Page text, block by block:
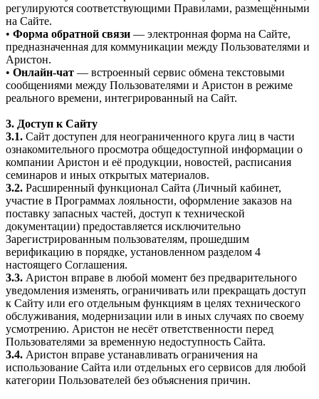
регулируются соответствующими Правилами, размещёнными
на Сайте.
• Форма обратной связи — электронная форма на Сайте,
предназначенная для коммуникации между Пользователями и
Аристон.
• Онлайн-чат — встроенный сервис обмена текстовыми
сообщениями между Пользователями и Аристон в режиме
реального времени, интегрированный на Сайт.
3. Доступ к Сайту
3.1. Сайт доступен для неограниченного круга лиц в части
ознакомительного просмотра общедоступной информации о
компании Аристон и её продукции, новостей, расписания
семинаров и иных открытых материалов.
3.2. Расширенный функционал Сайта (Личный кабинет,
участие в Программах лояльности, оформление заказов на
поставку запасных частей, доступ к технической
документации) предоставляется исключительно
Зарегистрированным пользователям, прошедшим
верификацию в порядке, установленном разделом 4
настоящего Соглашения.
3.3. Аристон вправе в любой момент без предварительного
уведомления изменять, ограничивать или прекращать доступ
к Сайту или его отдельным функциям в целях технического
обслуживания, модернизации или в иных случаях по своему
усмотрению. Аристон не несёт ответственности перед
Пользователями за временную недоступность Сайта.
3.4. Аристон вправе устанавливать ограничения на
использование Сайта или отдельных его сервисов для любой
категории Пользователей без объяснения причин.